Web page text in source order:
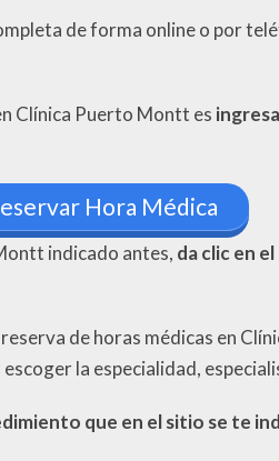
de forma online o por
Clínica Puerto Montt es
Hora Médica
indicado antes, da clic en
de horas médicas en
la especialidad,
que en el sitio se te